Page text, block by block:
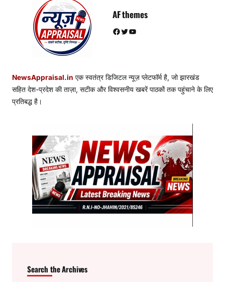
AF themes
Facebook Twitter YouTube
NewsAppraisal.in एक स्वतंत्र डिजिटल न्यूज़ प्लेटफॉर्म है, जो झारखंड
सहित देश-प्रदेश की ताज़ा, सटीक और विश्वसनीय खबरें पाठकों तक पहुंचाने के लिए
प्रतिबद्ध है।
Search the Archives